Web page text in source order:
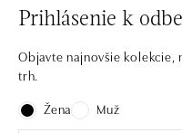
Prihlásenie k
Objavte najnovšie kolekcie,
trh.
Žena
Muž